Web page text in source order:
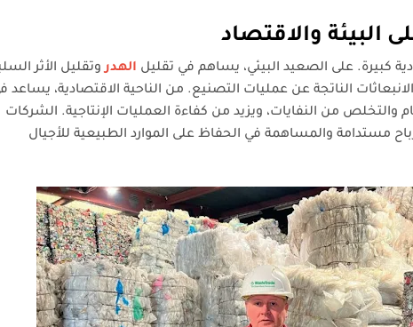
البيئة والاقتصاد
كبيرة. على الصعيد البيئي، يساهم في تقليل الهدروتقليل الأثر
الناتجة عن عمليات التصنيع. من الناحية الاقتصادية، يساعد
والتخلص من النفايات، ويزيد من كفاءة العمليات الإنتاجية. الشركات
مستدامة والمساهمة في الحفاظ على الموارد الطبيعية للأجيال